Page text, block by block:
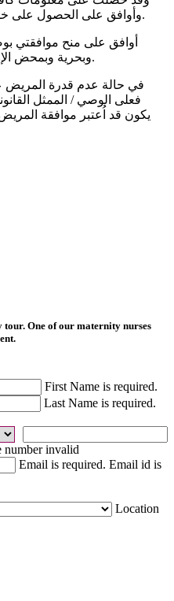
وأوافق على الحصول على خدمات الاستشارات الصحية عن بعد.
أوافق على منح موافقتي
وبحرية وبمحض الإرادة وأوافق على الالتزام بشروطه.
في حالة عدم قدرة المريض
فعلى الوصي / الممثل
يكون قد اُعتبر موافقة
One of our maternity nurses
First Name is required.
Last Name is required.
number invalid
Email is required. Email id is
Location